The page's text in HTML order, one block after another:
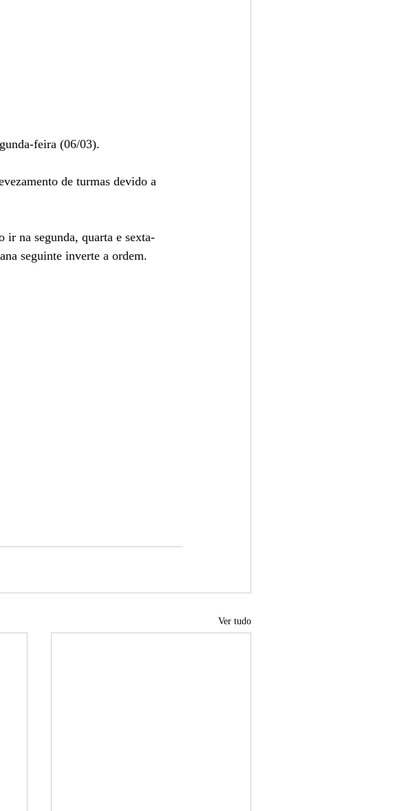
feira (06/03).
de turmas devido a
ir na segunda, quarta e sexta-
seguinte inverte a ordem.
Ver tudo